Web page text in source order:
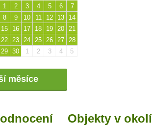
1
2 3 4 5 6
7
8
9 10 11 12 13
14
15
16 17 18 19 20 21
22 23 24 25 26 27 28
29 30 1 2 3 4 5
měsíce
Objekty v okolí